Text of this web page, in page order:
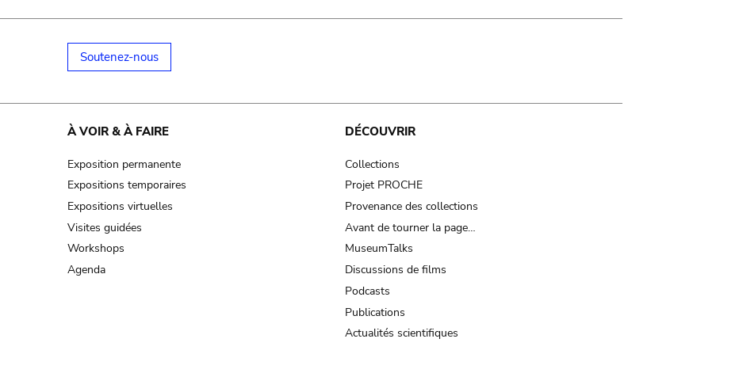
Soutenez-nous
À VOIR & À FAIRE
Exposition permanente
Expositions temporaires
Expositions virtuelles
Visites guidées
Workshops
Agenda
DÉCOUVRIR
Collections
Projet PROCHE
Provenance des collections
Avant de tourner la page…
MuseumTalks
Discussions de films
Podcasts
Publications
Actualités scientifiques